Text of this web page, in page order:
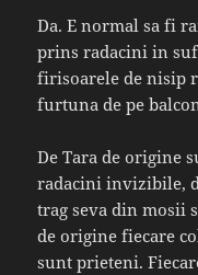
Da. E normal sa fi
prins radacini in
firisoarele de nisip
furtuna de pe
De Tara de origine
radacini invizibile,
trag seva din mosii
de origine fiecare
sunt prieteni.